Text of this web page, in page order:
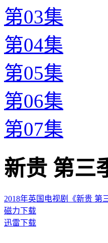
第03集
第04集
第05集
第06集
第07集
新贵 第三
2018年英国电视剧《新贵 第
磁力下载
迅雷下载